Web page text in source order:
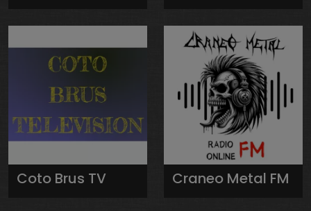
Coto Brus TV Craneo Metal FM